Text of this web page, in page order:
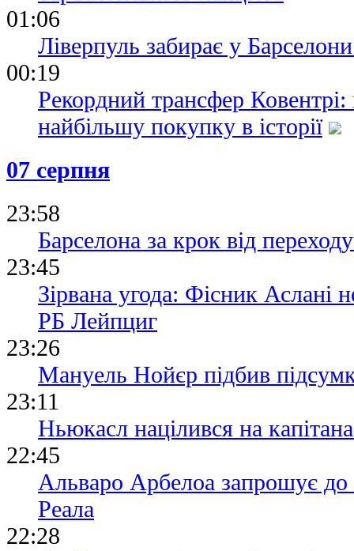
01:06
Ліверпуль забирає у
00:19
Рекордний трансфер
найбільшу покупку в історії
07 серпня
23:58
Барселона за крок від
23:45
Зірвана угода: Фісник
РБ Лейпциг
23:26
Мануель Нойєр підбив
23:11
Ньюкасл націлився на капітана
22:45
Альваро Арбелоа запрошує до
Реала
22:28